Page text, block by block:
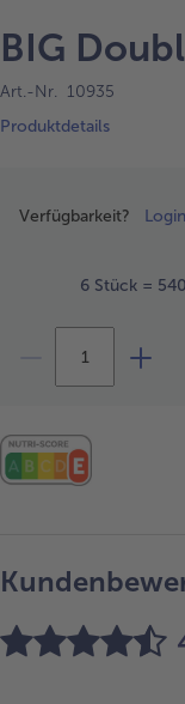
BIG
Art.-Nr. 10935
Produktdetails
Verfügbarkeit? Login
6 Stück =